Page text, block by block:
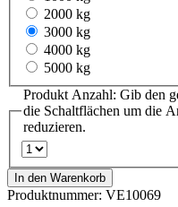
2000 kg
3000 kg
4000 kg
5000 kg
Produkt Anzahl: Gib den
die Schaltflächen um die
reduzieren.
In den Warenkorb
Produktnummer: VE10069